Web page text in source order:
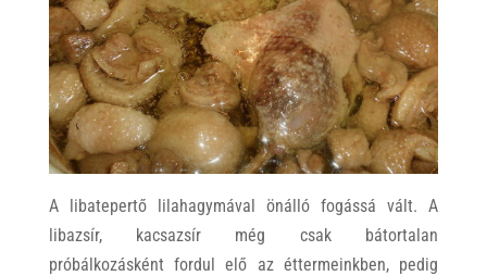
A libatepertő lilahagymával önálló fogássá vált. A
libazsír, kacsazsír még csak bátortalan
próbálkozásként fordul elő az éttermeinkben, pedig